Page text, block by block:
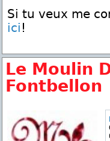
Si tu veux me
ici !
Le Moulin
Fontbellon